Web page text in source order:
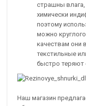
страшны влага,
химически
поэтому
можно
качествам они
текстильные
быстро теряют
Наш магазин